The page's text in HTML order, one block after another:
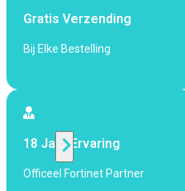
216F-
POE
424F-
Alle
Gratis Verzending
Bij Elke Bestelling
18 Jaar Ervaring
Officeel Fortinet Partner